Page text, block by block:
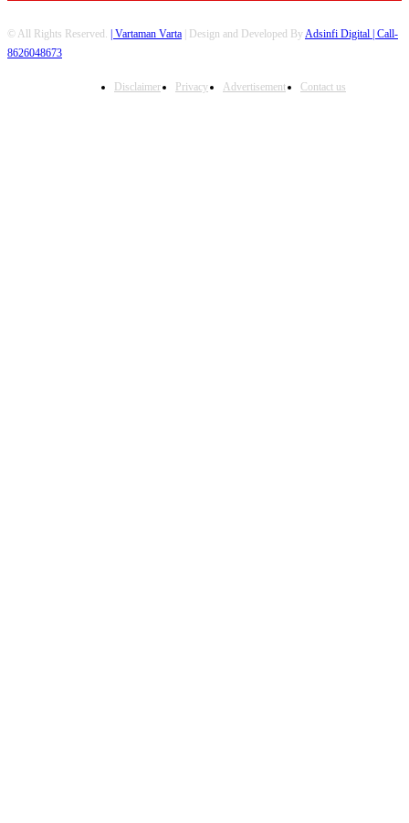
© All Rights Reserved. | Vartaman Varta | Design and Developed By Adsinfi Digital | Call-
8626048673
Disclaimer Privacy Advertisement Contact us